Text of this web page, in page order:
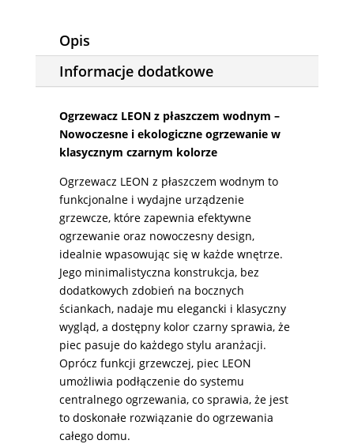
Opis
Informacje dodatkowe
Ogrzewacz LEON z płaszczem wodnym –
Nowoczesne i ekologiczne ogrzewanie w
klasycznym czarnym kolorze
Ogrzewacz LEON z płaszczem wodnym to
funkcjonalne i wydajne urządzenie
grzewcze, które zapewnia efektywne
ogrzewanie oraz nowoczesny design,
idealnie wpasowując się w każde wnętrze.
Jego minimalistyczna konstrukcja, bez
dodatkowych zdobień na bocznych
ściankach, nadaje mu elegancki i klasyczny
wygląd, a dostępny kolor czarny sprawia, że
piec pasuje do każdego stylu aranżacji.
Oprócz funkcji grzewczej, piec LEON
umożliwia podłączenie do systemu
centralnego ogrzewania, co sprawia, że jest
to doskonałe rozwiązanie do ogrzewania
całego domu.